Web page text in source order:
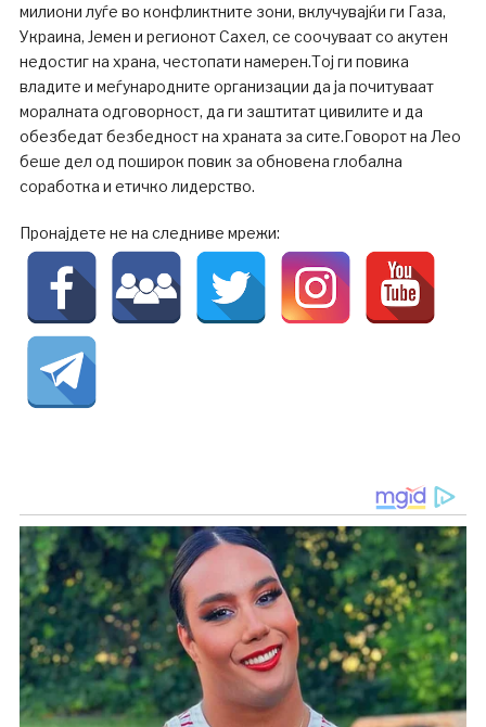
милиони луѓе во конфликтните зони, вклучувајќи ги Газа,
Украина, Јемен и регионот Сахел, се соочуваат со акутен
недостиг на храна, честопати намерен.Тој ги повика
владите и меѓународните организации да ја почитуваат
моралната одговорност, да ги заштитат цивилите и да
обезбедат безбедност на храната за сите.Говорот на Лео
беше дел од поширок повик за обновена глобална
соработка и етичко лидерство.
Пронајдете не на следниве мрежи: